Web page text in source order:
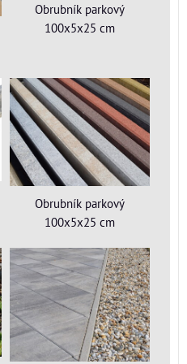
Obrubník parkový
100x5x25 cm
Obrubník parkový
100x5x25 cm